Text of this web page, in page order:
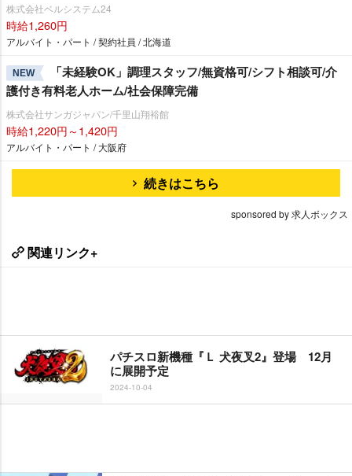
株式会社ベルシステム24
時給1,260円
アルバイト・パート / 契約社員 / 北海道
NEW
「未経験OK」調理スタッフ/無資格可/シフト相談可/介
護付き有料老人ホーム/社会保障完備
株式会社サンガジャパン/千里山翔裕館
時給1,220円～1,420円
アルバイト・パート / 大阪府
続きはこちら
sponsored by 求人ボックス
関連リンク+
パチスロ新機種『Ｌ 犬夜叉2』登場 12月
に展開予定
2024-10-04